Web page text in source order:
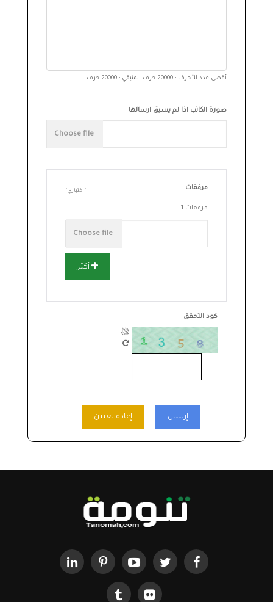
أقصى عدد للأحرف : 20000 حرف المتبقي : 20000 حرف
صورة الكاتب اذا لم يسبق ارسالها
مرفقات اختياري
مرفقات 1
أكثر
كود التحقق